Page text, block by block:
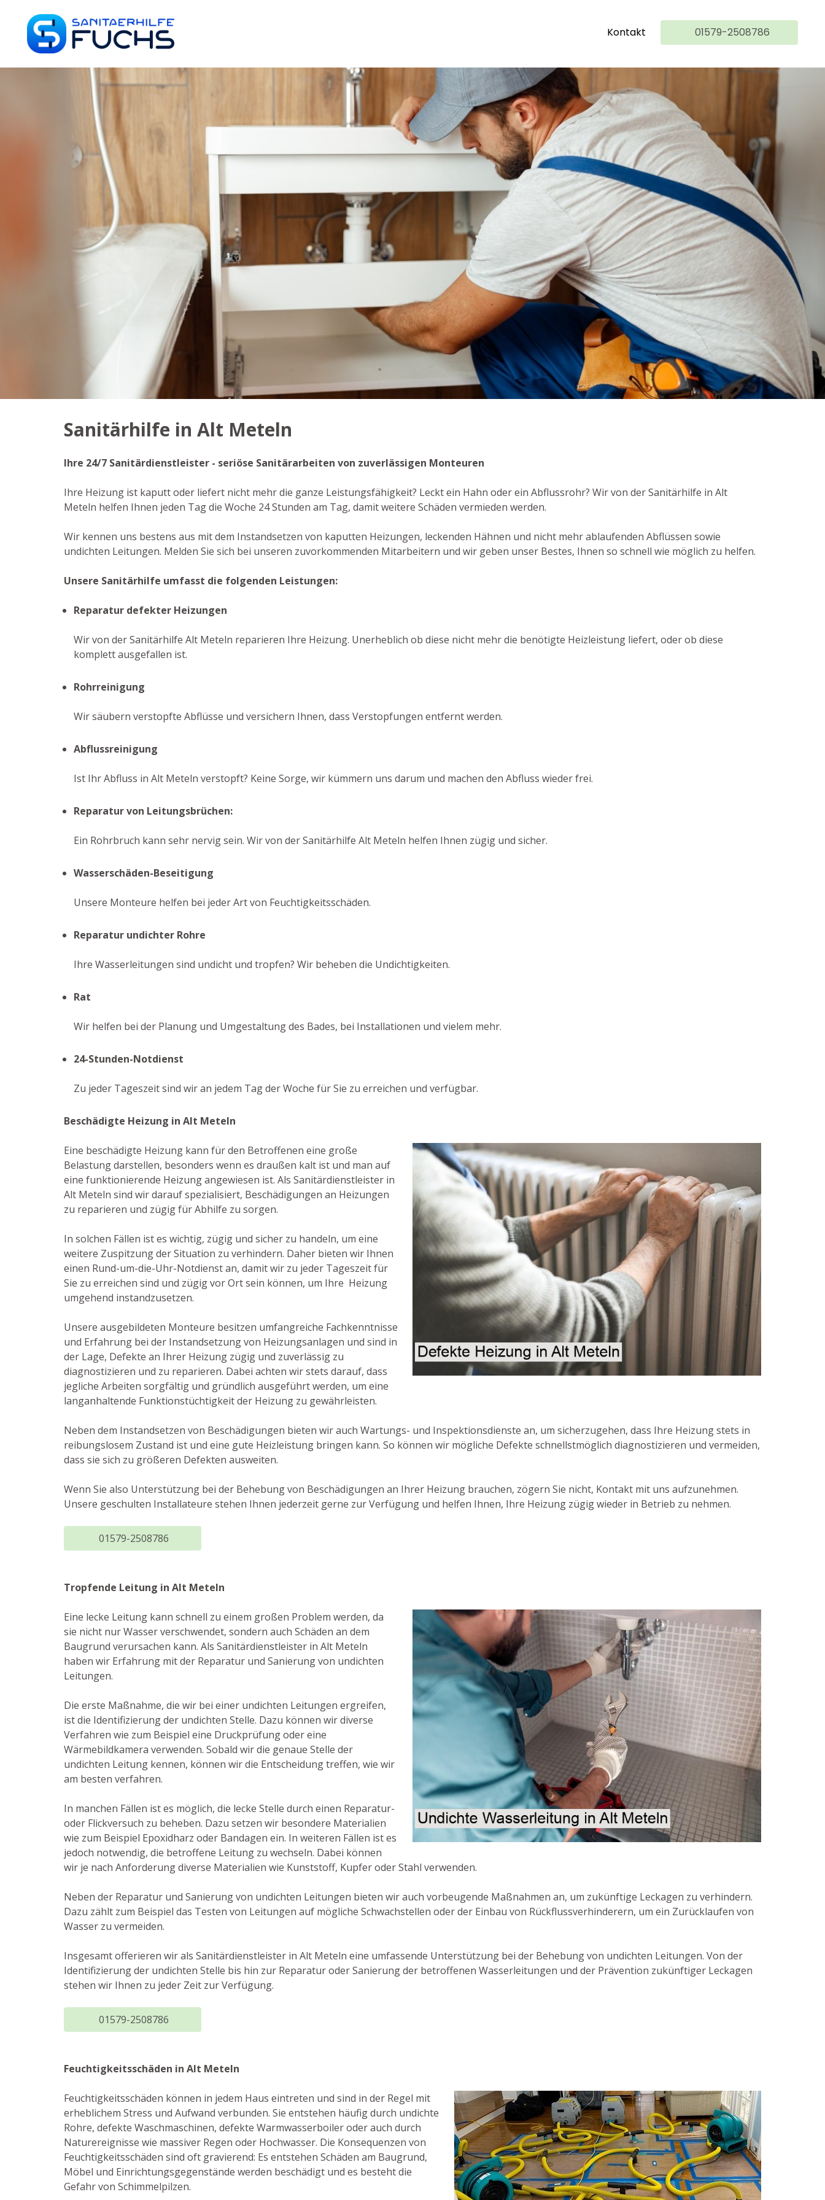
Kontakt 01579-2508786
Sanitärhilfe in Alt Meteln
Ihre 24/7 Sanitärdienstleister - seriöse Sanitärarbeiten von zuverlässigen Monteuren
Ihre Heizung ist kaputt oder liefert nicht mehr die ganze Leistungsfähigkeit? Leckt ein Hahn oder ein Abflussrohr? Wir von der Sanitärhilfe in Alt
Meteln helfen Ihnen jeden Tag die Woche 24 Stunden am Tag, damit weitere Schäden vermieden werden.
Wir kennen uns bestens aus mit dem Instandsetzen von kaputten Heizungen, leckenden Hähnen und nicht mehr ablaufenden Abflüssen sowie
undichten Leitungen. Melden Sie sich bei unseren zuvorkommenden Mitarbeitern und wir geben unser Bestes, Ihnen so schnell wie möglich zu helfen.
Unsere Sanitärhilfe umfasst die folgenden Leistungen:
Reparatur defekter Heizungen
Wir von der Sanitärhilfe Alt Meteln reparieren Ihre Heizung. Unerheblich ob diese nicht mehr die benötigte Heizleistung liefert, oder ob diese
komplett ausgefallen ist.
Rohrreinigung
Wir säubern verstopfte Abflüsse und versichern Ihnen, dass Verstopfungen entfernt werden.
Abflussreinigung
Ist Ihr Abfluss in Alt Meteln verstopft? Keine Sorge, wir kümmern uns darum und machen den Abfluss wieder frei.
Reparatur von Leitungsbrüchen:
Ein Rohrbruch kann sehr nervig sein. Wir von der Sanitärhilfe Alt Meteln helfen Ihnen zügig und sicher.
Wasserschäden-Beseitigung
Unsere Monteure helfen bei jeder Art von Feuchtigkeitsschäden.
Reparatur undichter Rohre
Ihre Wasserleitungen sind undicht und tropfen? Wir beheben die Undichtigkeiten.
Rat
Wir helfen bei der Planung und Umgestaltung des Bades, bei Installationen und vielem mehr.
24-Stunden-Notdienst
Zu jeder Tageszeit sind wir an jedem Tag der Woche für Sie zu erreichen und verfügbar.
Beschädigte Heizung in Alt Meteln
Eine beschädigte Heizung kann für den Betroffenen eine große
Belastung darstellen, besonders wenn es draußen kalt ist und man auf
eine funktionierende Heizung angewiesen ist. Als Sanitärdienstleister in
Alt Meteln sind wir darauf spezialisiert, Beschädigungen an Heizungen
zu reparieren und zügig für Abhilfe zu sorgen.
In solchen Fällen ist es wichtig, zügig und sicher zu handeln, um eine
weitere Zuspitzung der Situation zu verhindern. Daher bieten wir Ihnen
einen Rund-um-die-Uhr-Notdienst an, damit wir zu jeder Tageszeit für
Sie zu erreichen sind und zügig vor Ort sein können, um Ihre Heizung
umgehend instandzusetzen.
Unsere ausgebildeten Monteure besitzen umfangreiche Fachkenntnisse
und Erfahrung bei der Instandsetzung von Heizungsanlagen und sind in
der Lage, Defekte an Ihrer Heizung zügig und zuverlässig zu
diagnostizieren und zu reparieren. Dabei achten wir stets darauf, dass
jegliche Arbeiten sorgfältig und gründlich ausgeführt werden, um eine
langanhaltende Funktionstüchtigkeit der Heizung zu gewährleisten.
Neben dem Instandsetzen von Beschädigungen bieten wir auch Wartungs- und Inspektionsdienste an, um sicherzugehen, dass Ihre Heizung stets in
reibungslosem Zustand ist und eine gute Heizleistung bringen kann. So können wir mögliche Defekte schnellstmöglich diagnostizieren und vermeiden,
dass sie sich zu größeren Defekten ausweiten.
Wenn Sie also Unterstützung bei der Behebung von Beschädigungen an Ihrer Heizung brauchen, zögern Sie nicht, Kontakt mit uns aufzunehmen.
Unsere geschulten Installateure stehen Ihnen jederzeit gerne zur Verfügung und helfen Ihnen, Ihre Heizung zügig wieder in Betrieb zu nehmen.
01579-2508786
Tropfende Leitung in Alt Meteln
Eine lecke Leitung kann schnell zu einem großen Problem werden, da
sie nicht nur Wasser verschwendet, sondern auch Schäden an dem
Baugrund verursachen kann. Als Sanitärdienstleister in Alt Meteln
haben wir Erfahrung mit der Reparatur und Sanierung von undichten
Leitungen.
Die erste Maßnahme, die wir bei einer undichten Leitungen ergreifen,
ist die Identifizierung der undichten Stelle. Dazu können wir diverse
Verfahren wie zum Beispiel eine Druckprüfung oder eine
Wärmebildkamera verwenden. Sobald wir die genaue Stelle der
undichten Leitung kennen, können wir die Entscheidung treffen, wie wir
am besten verfahren.
In manchen Fällen ist es möglich, die lecke Stelle durch einen Reparatur-
oder Flickversuch zu beheben. Dazu setzen wir besondere Materialien
wie zum Beispiel Epoxidharz oder Bandagen ein. In weiteren Fällen ist es
jedoch notwendig, die betroffene Leitung zu wechseln. Dabei können
wir je nach Anforderung diverse Materialien wie Kunststoff, Kupfer oder Stahl verwenden.
Neben der Reparatur und Sanierung von undichten Leitungen bieten wir auch vorbeugende Maßnahmen an, um zukünftige Leckagen zu verhindern.
Dazu zählt zum Beispiel das Testen von Leitungen auf mögliche Schwachstellen oder der Einbau von Rückflussverhinderern, um ein Zurücklaufen von
Wasser zu vermeiden.
Insgesamt offerieren wir als Sanitärdienstleister in Alt Meteln eine umfassende Unterstützung bei der Behebung von undichten Leitungen. Von der
Identifizierung der undichten Stelle bis hin zur Reparatur oder Sanierung der betroffenen Wasserleitungen und der Prävention zukünftiger Leckagen
stehen wir Ihnen zu jeder Zeit zur Verfügung.
01579-2508786
Feuchtigkeitsschäden in Alt Meteln
Feuchtigkeitsschäden können in jedem Haus eintreten und sind in der Regel mit
erheblichem Stress und Aufwand verbunden. Sie entstehen häufig durch undichte
Rohre, defekte Waschmaschinen, defekte Warmwasserboiler oder auch durch
Naturereignisse wie massiver Regen oder Hochwasser. Die Konsequenzen von
Feuchtigkeitsschäden sind oft gravierend: Es entstehen Schäden am Baugrund,
Möbel und Einrichtungsgegenstände werden beschädigt und es besteht die
Gefahr von Schimmelpilzen.